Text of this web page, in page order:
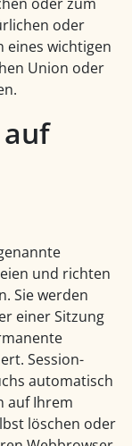
oder
eines wichtigen
Union oder
und richten
Sie werden
einer Sitzung
Session-
automatisch
auf Ihrem
löschen oder